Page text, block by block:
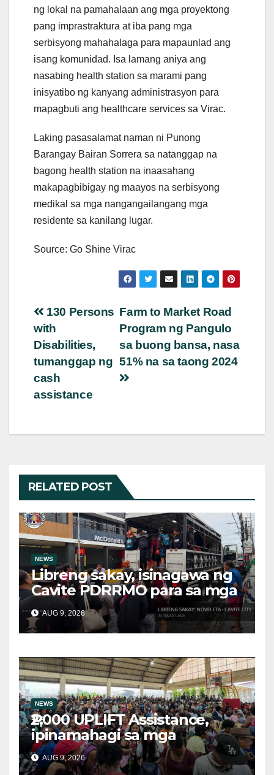
ng lokal na pamahalaan ang mga proyektong
pang imprastraktura at iba pang mga
serbisyong mahahalaga para mapaunlad ang
isang komunidad. Isa lamang aniya ang
nasabing health station sa marami pang
inisyatibo ng kanyang administrasyon para
mapagbuti ang healthcare services sa Virac.
Laking pasasalamat naman ni Punong
Barangay Bairan Sorrera sa natanggap na
bagong health station na inaasahang
makapagbibigay ng maayos na serbisyong
medikal sa mga nangangailangang mga
residente sa kanilang lugar.
Source: Go Shine Virac
Post
navigation
Farm to Market Road
Program ng Pangulo
sa buong bansa, nasa
51% na sa taong 2024
130 Persons
with
Disabilities,
tumanggap ng
cash
assistance
RELATED POST
NEWS
Libreng sakay, isinagawa ng
Cavite PDRRMO para sa mga
stranded na commuter
AUG 9, 2026
NEWS
₱2,000 UPLIFT Assistance,
ipinamahagi sa mga
kwalipikadong benepisyaryo
sa Victoria, Oriental Mindoro
AUG 9, 2026